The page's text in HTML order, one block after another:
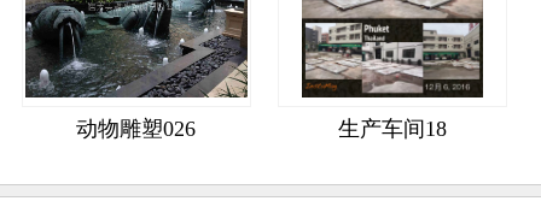
动物雕塑026 生产车间18